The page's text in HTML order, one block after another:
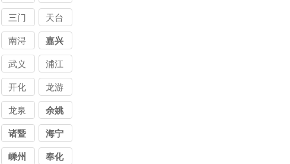
三门 天台
南浔 嘉兴
武义 浦江
开化 龙游
龙泉 余姚
诸暨 海宁
嵊州 奉化